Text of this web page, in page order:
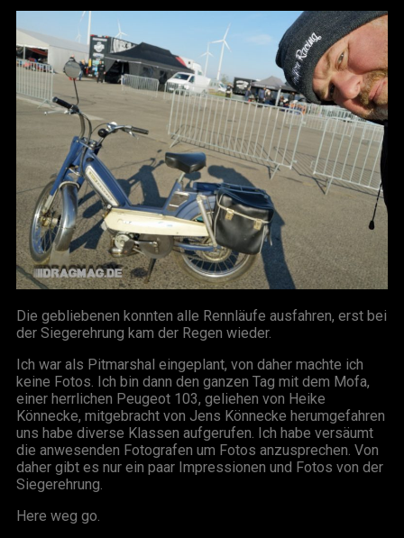
Die gebliebenen konnten alle Rennläufe ausfahren, erst bei
der Siegerehrung kam der Regen wieder.
Ich war als Pitmarshal eingeplant, von daher machte ich
keine Fotos. Ich bin dann den ganzen Tag mit dem Mofa,
einer herrlichen Peugeot 103, geliehen von Heike
Könnecke, mitgebracht von Jens Könnecke herumgefahren
uns habe diverse Klassen aufgerufen. Ich habe versäumt
die anwesenden Fotografen um Fotos anzusprechen. Von
daher gibt es nur ein paar Impressionen und Fotos von der
Siegerehrung.
Here weg go.